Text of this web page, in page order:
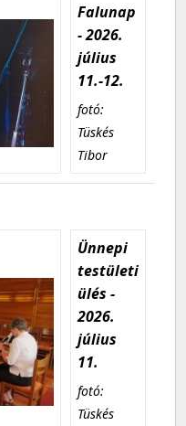
Falunap
- 2026.
július
11.-12.
fotó:
Tüskés
Tibor
Ünnepi
testületi
ülés -
2026.
július
11.
fotó:
Tüskés